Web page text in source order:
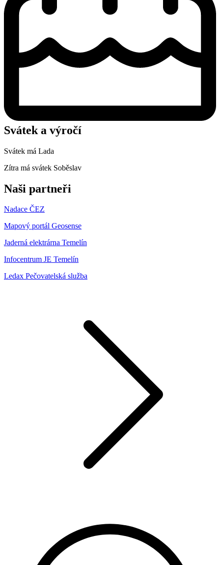
Svátek a výročí
Svátek má Lada
Zítra má svátek Soběslav
Naši partneři
Nadace ČEZ
Mapový portál Geosense
Jaderná elektrárna Temelín
Infocentrum JE Temelín
Ledax Pečovatelská služba